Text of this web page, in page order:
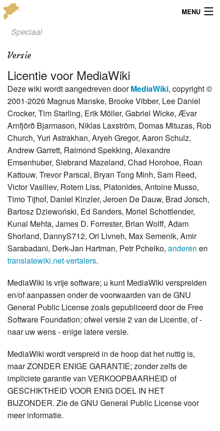
MENU
Menu
Publicaties
Dialect
Locaties
Kaarten
Overig
Verenigingsinfo
Speciaal
Versie
Licentie voor MediaWiki
Deze wiki wordt aangedreven doorMediaWiki, copyright ©
2001-2026 Magnus Manske, Brooke Vibber, Lee Daniel
Crocker, Tim Starling, Erik Möller, Gabriel Wicke, Ævar
Arnfjörð Bjarmason, Niklas Laxström, Domas Mituzas, Rob
Church, Yuri Astrakhan, Aryeh Gregor, Aaron Schulz,
Andrew Garrett, Raimond Spekking, Alexandre
Emsenhuber, Siebrand Mazeland, Chad Horohoe, Roan
Kattouw, Trevor Parscal, Bryan Tong Minh, Sam Reed,
Victor Vasiliev, Rotem Liss, Platonides, Antoine Musso,
Timo Tijhof, Daniel Kinzler, Jeroen De Dauw, Brad Jorsch,
Bartosz Dziewoński, Ed Sanders, Moriel Schottlender,
Kunal Mehta, James D. Forrester, Brian Wolff, Adam
Shorland, DannyS712, Ori Livneh, Max Semenik, Amir
Sarabadani, Derk-Jan Hartman, Petr Pchelko, anderen en
translatewiki.net-vertalers.
MediaWiki is vrije software; u kunt MediaWiki verspreiden
en/of aanpassen onder de voorwaarden van de GNU
General Public License zoals gepubliceerd door de Free
Software Foundation; ofwel versie 2 van de Licentie, of -
naar uw wens - enige latere versie.
MediaWiki wordt verspreid in de hoop dat het nuttig is,
maarZONDER ENIGE GARANTIE; zonder zelfs de
impliciete garantie van VERKOOPBAARHEID of
GESCHIKTHEID VOOR ENIG DOEL IN HET
BIJZONDER. Zie de GNU General Public License voor
meer informatie.